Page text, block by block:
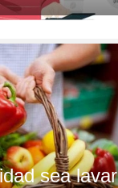
sea lavar